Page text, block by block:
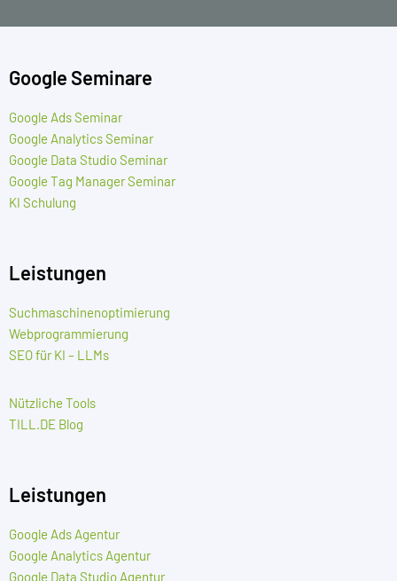
Google Seminare
Google Ads Seminar
Google Analytics Seminar
Google Data Studio Seminar
Google Tag Manager Seminar
KI Schulung
Leistungen
Suchmaschinenoptimierung
Webprogrammierung
SEO für KI – LLMs
Nützliche Tools
TILL.DE Blog
Leistungen
Google Ads Agentur
Google Analytics Agentur
Google Data Studio Agentur